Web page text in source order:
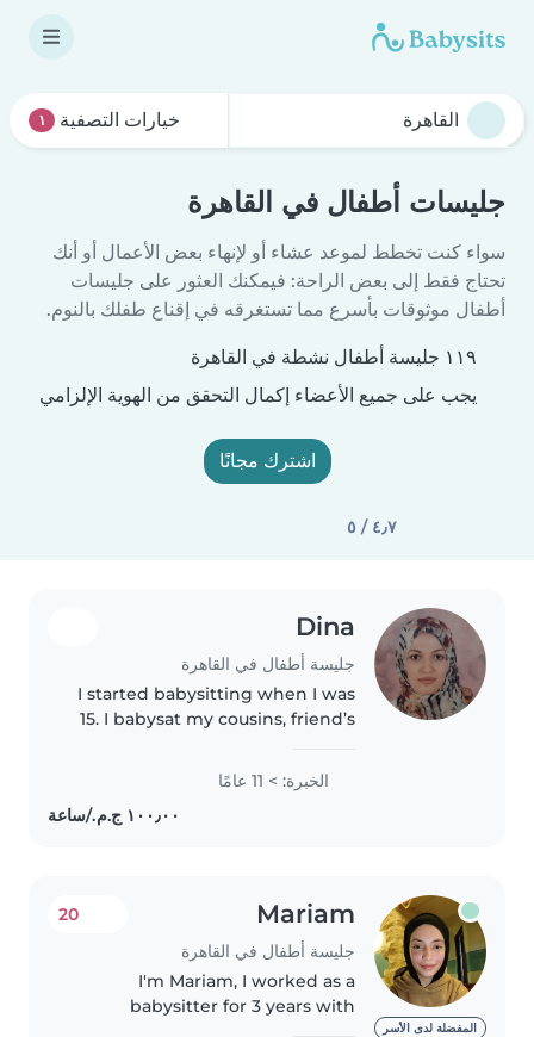
خيارات التصفية ١
جليسات أطفال في القاهرة
سواء كنت تخطط لموعد عشاء أو لإنهاء بعض الأعمال أو أنك
تحتاج فقط إلى بعض الراحة: فيمكنك العثور على جليسات
أطفال موثوقات بأسرع مما تستغرقه في إقناع طفلك بالنوم.
١١٩ جليسة أطفال نشطة في القاهرة
يجب على جميع الأعضاء إكمال التحقق من الهوية الإلزامي
اشترك مجانًا
٤٫٧ / ٥
Dina
جليسة أطفال في القاهرة
I started babysitting when I was
15. I babysat my cousins, friend’s
children. At the moment I’m a
primary school teacher. In my
free time I would like to..
الخبرة: > 11 عامًا
المفضلة لدى الأسر
Mariam
جليسة أطفال في القاهرة
20
I'm Mariam, I worked as a
babysitter for 3 years with